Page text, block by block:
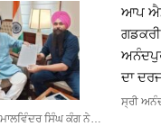
ਆਪ
ਦਾ
ਸ੍ਰੀ
ਮਾਲਵਿੰਦਰ ਸਿੰਘ ਕੰਗ ਨੇ…